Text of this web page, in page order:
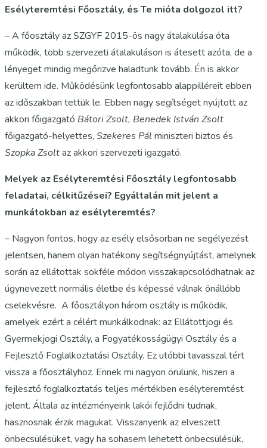
Esélyteremtési Főosztály, és Te mióta dolgozol itt?
– A főosztály az SZGYF 2015-ös nagy átalakulása óta
működik, több szervezeti átalakuláson is átesett azóta, de a
lényeget mindig megőrizve haladtunk tovább. Én is akkor
kerültem ide. Működésünk legfontosabb alappilléreit ebben
az időszakban tettük le. Ebben nagy segítséget nyújtott az
akkori főigazgató Bátori Zsolt, Benedek István Zsolt
főigazgató-helyettes, Szekeres Pál miniszteri biztos és
Szopka Zsoltaz akkori szervezeti igazgató.
Melyek az Esélyteremtési Főosztály legfontosabb
feladatai, célkitűzései? Egyáltalán mit jelent a
munkátokban az esélyteremtés?
– Nagyon fontos, hogy az esély elsősorban ne segélyezést
jelentsen, hanem olyan hatékony segítségnyújtást, amelynek
során az ellátottak sokféle módon visszakapcsolódhatnak az
úgynevezett normális életbe és képessé válnak önállóbb
cselekvésre. A főosztályon három osztály is működik,
amelyek ezért a célért munkálkodnak: az Ellátottjogi és
Gyermekjogi Osztály, a Fogyatékosságügyi Osztály és a
Fejlesztő Foglalkoztatási Osztály. Ez utóbbi tavasszal tért
vissza a főosztályhoz. Ennek mi nagyon örülünk, hiszen a
fejlesztő foglalkoztatás teljes mértékben esélyteremtést
jelent. Általa az intézményeink lakói fejlődni tudnak,
hasznosnak érzik magukat. Visszanyerik az elveszett
önbecsülésüket, vagy ha sohasem lehetett önbecsülésük,